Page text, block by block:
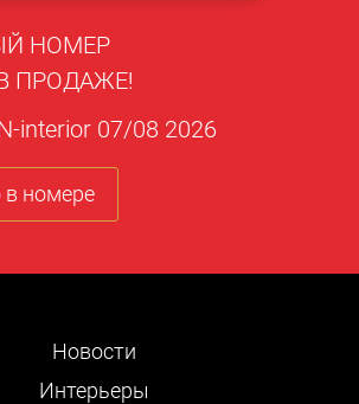
НОМЕР
ПРОДАЖЕ!
interior 07/08 2026
в номере
Новости
Интерьеры